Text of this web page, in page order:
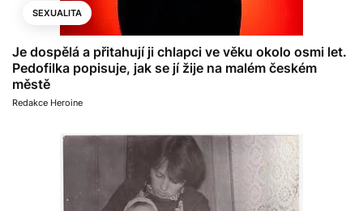
SEXUALITA
Je dospělá a přitahují ji chlapci ve věku okolo osmi let.
Pedofilka popisuje, jak se jí žije na malém českém
městě
Redakce Heroine